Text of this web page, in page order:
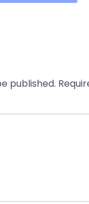
published.